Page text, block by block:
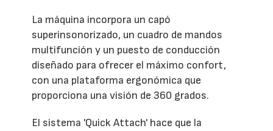
La máquina incorpora un capó
superinsonorizado, un cuadro de mandos
multifunción y un puesto de conducción
diseñado para ofrecer el máximo confort,
con una plataforma ergonómica que
proporciona una visión de 360 grados.
El sistema 'Quick Attach' hace que la